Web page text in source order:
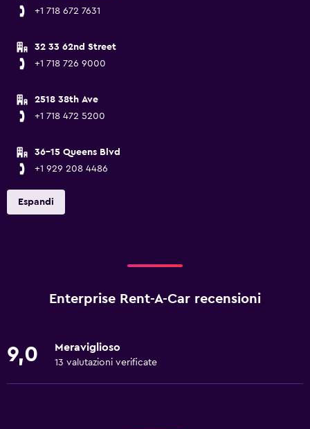
+1 718 672 7631
32 33 62nd Street
+1 718 726 9000
2518 38th Ave
+1 718 472 5200
36-15 Queens Blvd
+1 929 208 4486
Espandi
Enterprise Rent-A-Car recensioni
9,0 Meraviglioso
13 valutazioni verificate